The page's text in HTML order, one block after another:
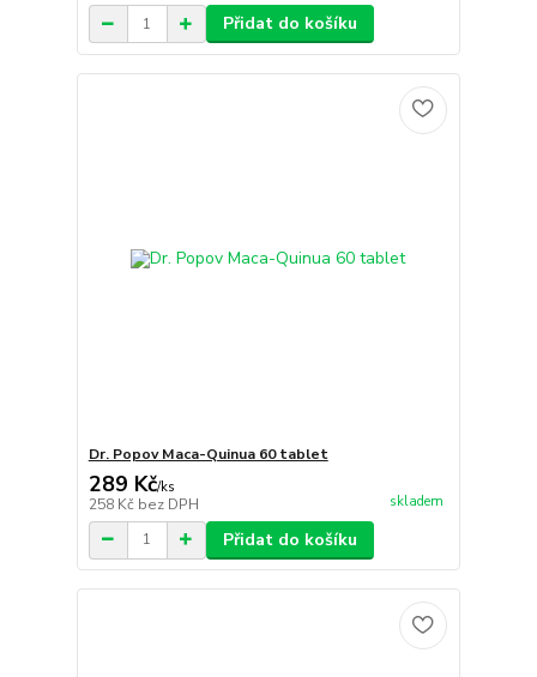
Přidat do košíku
Dr. Popov Maca-Quinua 60 tablet
289 Kč/ks
258 Kč bez DPH skladem
Přidat do košíku